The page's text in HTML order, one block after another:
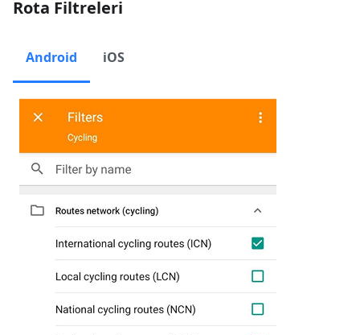
Rota Filtreleri
Android iOS